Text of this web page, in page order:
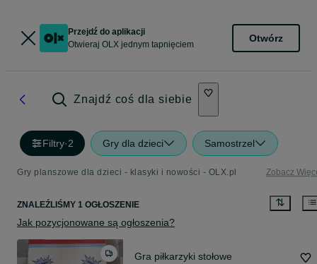
Przejdź do aplikacji
Otwieraj OLX jednym tapnięciem
Otwórz
Znajdź coś dla siebie
Filtry·2 Gry dla dzieci Samostrzel
Gry planszowe dla dzieci - klasyki i nowości - OLX.pl Zobacz
ZNALEŹLIŚMY 1 OGŁOSZENIE
Jak pozycjonowane są ogłoszenia?
Gra piłkarzyki stołowe